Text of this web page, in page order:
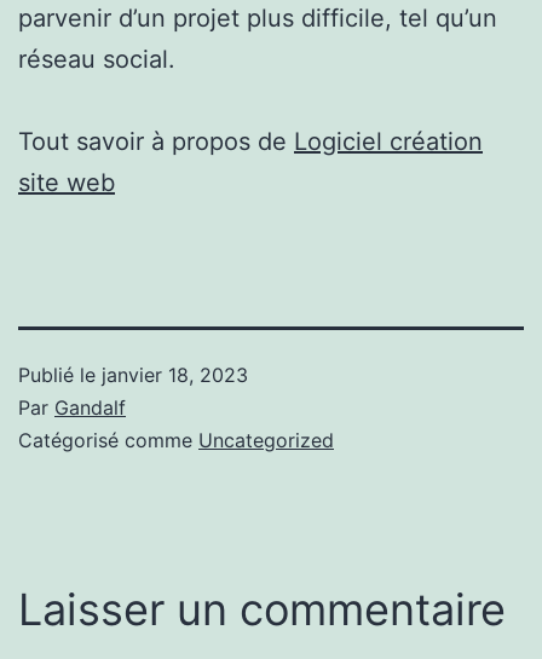
parvenir d’un projet plus difficile, tel qu’un
réseau social.
Tout savoir à propos de Logiciel création
site web
Publié le janvier 18, 2023
Par Gandalf
Catégorisé comme Uncategorized
Laisser un commentaire